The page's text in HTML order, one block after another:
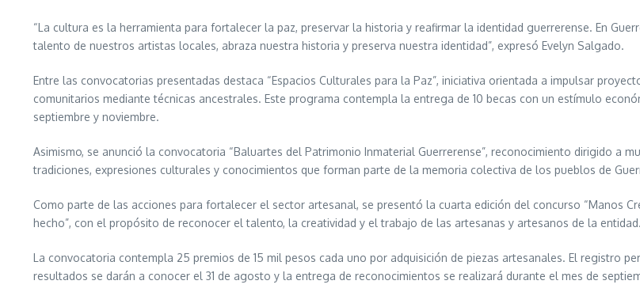
“La cultura es la herramienta para fortalecer la paz, preservar la historia y reafirmar la identidad guerrerense. En
talento de nuestros artistas locales, abraza nuestra historia y preserva nuestra identidad”, expresó Evelyn Salgado.
Entre las convocatorias presentadas destaca “Espacios Culturales para la Paz”, iniciativa orientada a impulsar
comunitarios mediante técnicas ancestrales. Este programa contempla la entrega de 10 becas con un estímulo
septiembre y noviembre.
Asimismo, se anunció la convocatoria “Baluartes del Patrimonio Inmaterial Guerrerense”, reconocimiento dirigido a
tradiciones, expresiones culturales y conocimientos que forman parte de la memoria colectiva de los pueblos de
Como parte de las acciones para fortalecer el sector artesanal, se presentó la cuarta edición del concurso “Manos
hecho”, con el propósito de reconocer el talento, la creatividad y el trabajo de las artesanas y artesanos de la entidad.
La convocatoria contempla 25 premios de 15 mil pesos cada uno por adquisición de piezas artesanales. El registro
resultados se darán a conocer el 31 de agosto y la entrega de reconocimientos se realizará durante el mes de